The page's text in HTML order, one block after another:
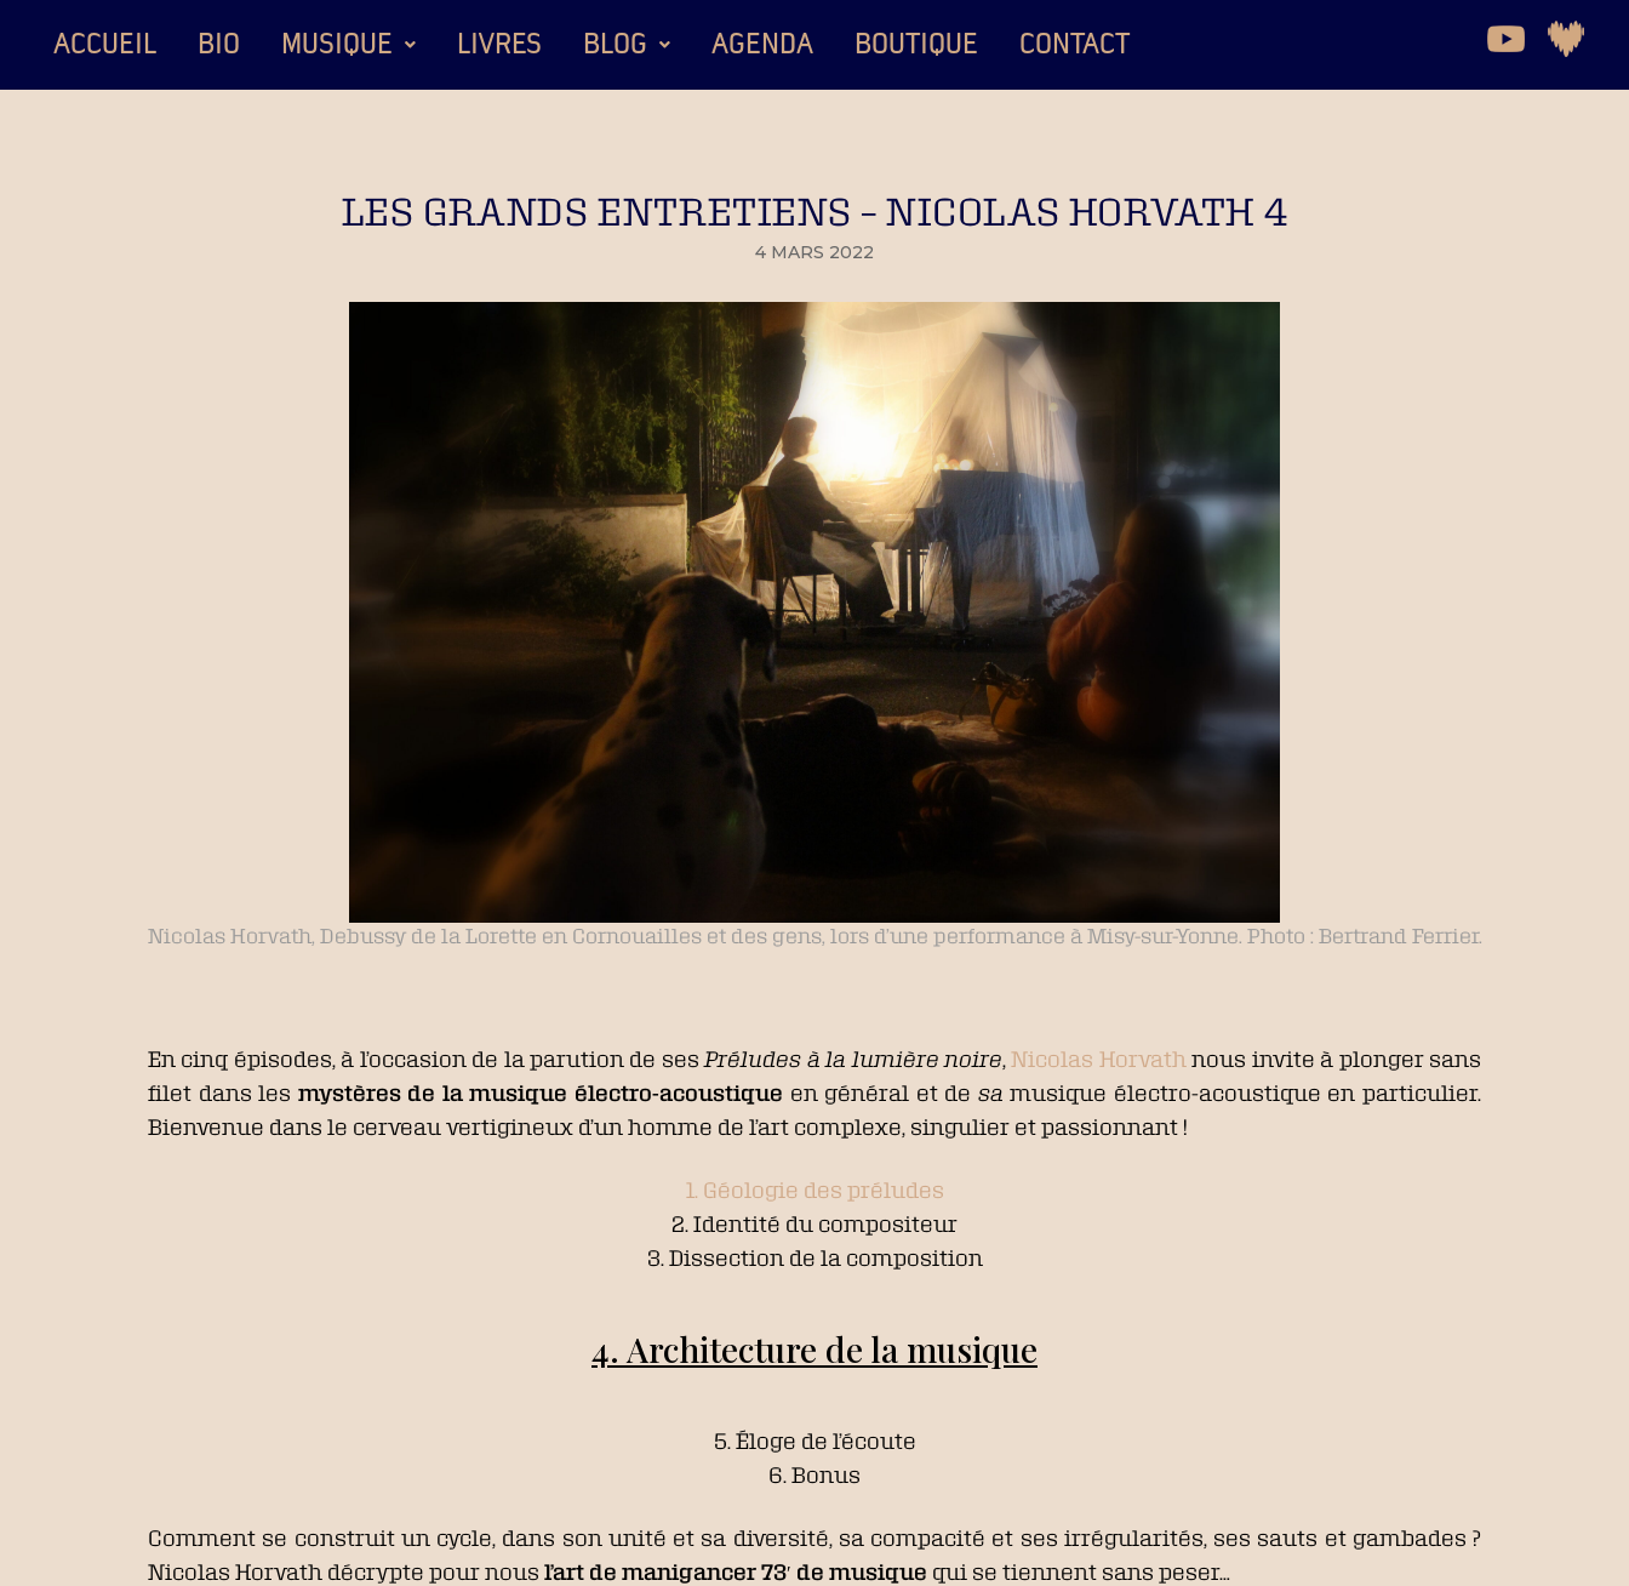
ACCUEIL BIO MUSIQUE LIVRES BLOG AGENDA BOUTIQUE CONTACT
LES GRANDS ENTRETIENS – NICOLAS HORVATH 4
4 MARS 2022
Nicolas Horvath, Debussy de la Lorette en Cornouailles et des gens, lors d’une performance à Misy-sur-Yonne. Photo : Bertrand Ferrier.
En cinq épisodes, à l’occasion de la parution de ses Préludes à la lumière noire,Nicolas Horvath nous invite à plonger sans
filet dans les mystères de la musique électro-acoustique en général et de samusique électro-acoustique en particulier.
Bienvenue dans le cerveau vertigineux d’un homme de l’art complexe, singulier et passionnant !
1. Géologie des préludes
2. Identité du compositeur
3. Dissection de la composition
4. Architecture de la musique
5. Éloge de l’écoute
6. Bonus
Comment se construit un cycle, dans son unité et sa diversité, sa compacité et ses irrégularités, ses sauts et gambades ?
Nicolas Horvath décrypte pour nous l’art de manigancer 73′ de musique qui se tiennent sans peser…